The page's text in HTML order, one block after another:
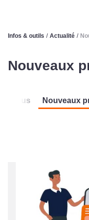
Infos & outils / Actualité /
Nouveaux
Tous Nouveaux